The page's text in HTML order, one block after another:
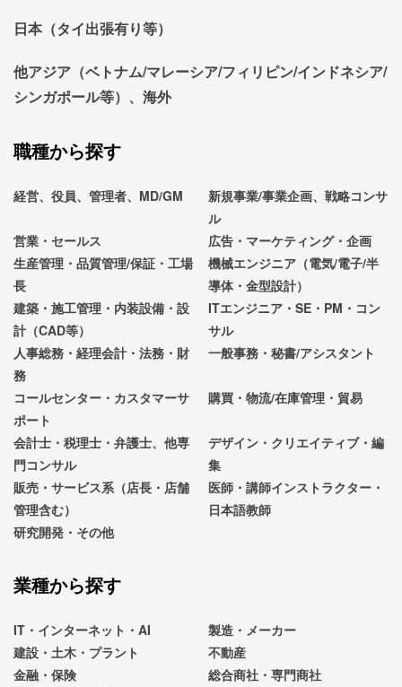
日本（タイ出張有り等）
他アジア（ベトナム/マレーシア/フィリピン/インドネシア/
シンガポール等）、海外
職種から探す
経営、役員、管理者、MD/GM
新規事業/事業企画、戦略コンサ
ル
営業・セールス
広告・マーケティング・企画
生産管理・品質管理/保証・工場
長
機械エンジニア（電気/電子/半
導体・金型設計）
建築・施工管理・内装設備・設
計（CAD等）
ITエンジニア・SE・PM・コン
サル
人事総務・経理会計・法務・財
務
一般事務・秘書/アシスタント
コールセンター・カスタマーサ
ポート
購買・物流/在庫管理・貿易
会計士・税理士・弁護士、他専
門コンサル
デザイン・クリエイティブ・編
集
販売・サービス系（店長・店舗
管理含む）
医師・講師インストラクター・
日本語教師
研究開発・その他
業種から探す
IT・インターネット・AI
製造・メーカー
建設・土木・プラント
不動産
金融・保険
総合商社・専門商社